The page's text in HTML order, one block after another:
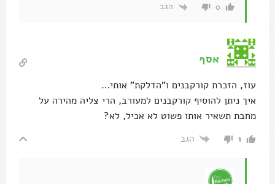
0 הגב
אסף
עוז, הזכרת קורקבנים ו"הדלקת" אותי…
איך ניתן להוסיף קורקבנים למעורב, הרי צליה מהירה על
מחבת תשאיר אותו פשוט לא אכיל, לא?
1 הגב